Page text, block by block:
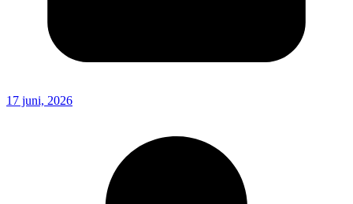
17 juni, 2026